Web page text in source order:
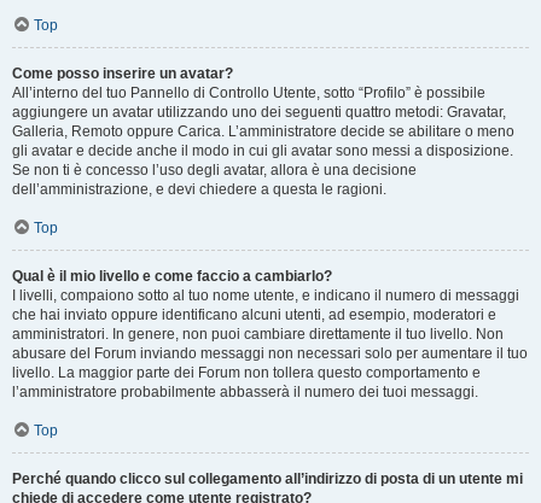
Top
Come posso inserire un avatar?
All’interno del tuo Pannello di Controllo Utente, sotto “Profilo” è possibile
aggiungere un avatar utilizzando uno dei seguenti quattro metodi: Gravatar,
Galleria, Remoto oppure Carica. L’amministratore decide se abilitare o meno
gli avatar e decide anche il modo in cui gli avatar sono messi a disposizione.
Se non ti è concesso l’uso degli avatar, allora è una decisione
dell’amministrazione, e devi chiedere a questa le ragioni.
Top
Qual è il mio livello e come faccio a cambiarlo?
I livelli, compaiono sotto al tuo nome utente, e indicano il numero di messaggi
che hai inviato oppure identificano alcuni utenti, ad esempio, moderatori e
amministratori. In genere, non puoi cambiare direttamente il tuo livello. Non
abusare del Forum inviando messaggi non necessari solo per aumentare il tuo
livello. La maggior parte dei Forum non tollera questo comportamento e
l’amministratore probabilmente abbasserà il numero dei tuoi messaggi.
Top
Perché quando clicco sul collegamento all’indirizzo di posta di un utente mi
chiede di accedere come utente registrato?